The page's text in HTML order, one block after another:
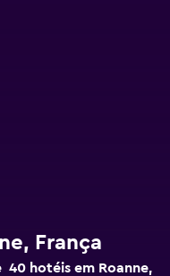
França
40 hotéis em Roanne,